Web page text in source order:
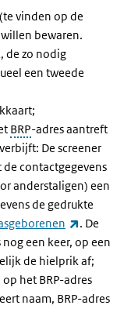
vinden op de
bewaren.
de zo nodig
een tweede
BRP-adres aantreft
De screener
contactgegevens
anderstaligen) een
link)de gedrukte
(externe
. De
een keer, op een
de hielprik af;
het BRP-adres
naam, BRP-adres